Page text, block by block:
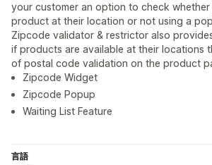
your customer an option to check
product at their location or not using a
Zipcode validator & restrictor also
if products are available at their locations
of postal code validation on the product
Zipcode Widget
Zipcode Popup
Waiting List Feature
言語